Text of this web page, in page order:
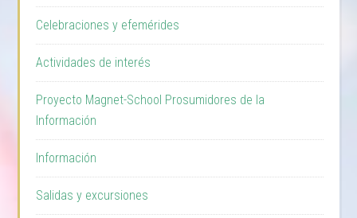
Celebraciones y efemérides
Actividades de interés
Proyecto Magnet-School Prosumidores de la
Información
Información
Salidas y excursiones